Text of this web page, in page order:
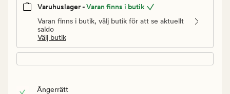
Varuhuslager -Varan finns i butik
Varan finns i butik, välj butik för att se aktuellt
saldo
Välj butik
Ångerrätt